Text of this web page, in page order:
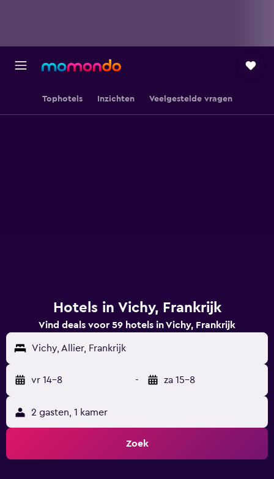
Tophotels Inzichten Veelgestelde vragen
Hotels in Vichy, Frankrijk
Vind deals voor 59 hotels in Vichy, Frankrijk
Vichy, Allier, Frankrijk
vr 14-8 - za 15-8
2 gasten, 1 kamer
Zoek